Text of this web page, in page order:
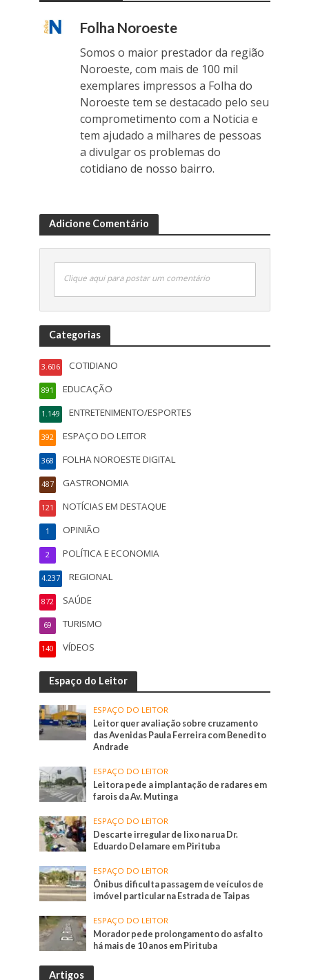
Folha Noroeste
Somos o maior prestador da região
Noroeste, com mais de 100 mil
exemplares impressos a Folha do
Noroeste tem se destacado pelo seu
comprometimento com a Noticia e
tem ajudado a milhares de pessoas
a divulgar os problemas do
cotidiano de nosso bairro.
Adicione Comentário
Clique aqui para postar um comentário
Categorias
COTIDIANO
3.606
EDUCAÇÃO
891
ENTRETENIMENTO/ESPORTES
1.149
ESPAÇO DO LEITOR
392
FOLHA NOROESTE DIGITAL
368
GASTRONOMIA
487
NOTÍCIAS EM DESTAQUE
121
OPINIÃO
1
POLÍTICA E ECONOMIA
2
REGIONAL
4.237
SAÚDE
872
TURISMO
69
VÍDEOS
140
Espaço do Leitor
ESPAÇO DO LEITOR
Leitor quer avaliação sobre cruzamento
das Avenidas Paula Ferreira com Benedito
Andrade
ESPAÇO DO LEITOR
Leitora pede a implantação de radares em
farois da Av. Mutinga
ESPAÇO DO LEITOR
Descarte irregular de lixo na rua Dr.
Eduardo Delamare em Pirituba
ESPAÇO DO LEITOR
Ônibus dificulta passagem de veículos de
imóvel particular na Estrada de Taipas
ESPAÇO DO LEITOR
Morador pede prolongamento do asfalto
há mais de 10 anos em Pirituba
Artigos